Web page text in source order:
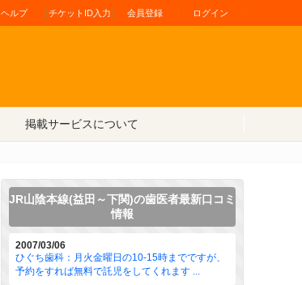
ヘルプ チケットID入力 会員登録 ログイン
掲載サービスについて
JR山陰本線(益田～下関)の歯医者最新口コミ
情報
2007/03/06
ひぐち歯科：月火金曜日の10-15時までですが、
予約をすれば無料で託児をしてくれます ...